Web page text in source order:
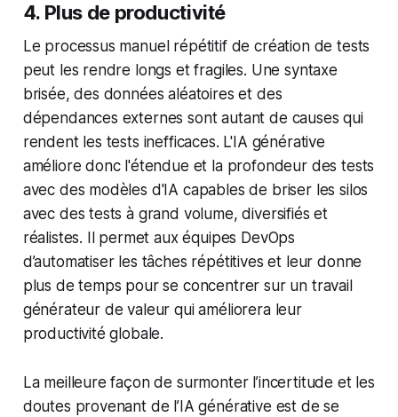
4. Plus de productivité
Le processus manuel répétitif de création de tests
peut les rendre longs et fragiles. Une syntaxe
brisée, des données aléatoires et des
dépendances externes sont autant de causes qui
rendent les tests inefficaces. L'IA générative
améliore donc l'étendue et la profondeur des tests
avec des modèles d'IA capables de briser les silos
avec des tests à grand volume, diversifiés et
réalistes. Il permet aux équipes DevOps
d’automatiser les tâches répétitives et leur donne
plus de temps pour se concentrer sur un travail
générateur de valeur qui améliorera leur
productivité globale.
La meilleure façon de surmonter l’incertitude et les
doutes provenant de l’IA générative est de se